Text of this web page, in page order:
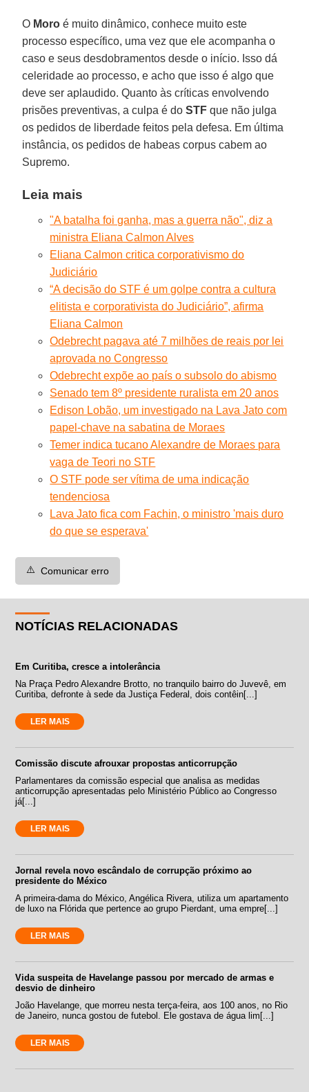
O Moro é muito dinâmico, conhece muito este
processo específico, uma vez que ele acompanha o
caso e seus desdobramentos desde o início. Isso dá
celeridade ao processo, e acho que isso é algo que
deve ser aplaudido. Quanto às críticas envolvendo
prisões preventivas, a culpa é doSTF que não julga
os pedidos de liberdade feitos pela defesa. Em última
instância, os pedidos de habeas corpus cabem ao
Supremo.
Leia mais
"A batalha foi ganha, mas a guerra não", diz a
ministra Eliana Calmon Alves
Eliana Calmon critica corporativismo do
Judiciário
“A decisão do STF é um golpe contra a cultura
elitista e corporativista do Judiciário”, afirma
Eliana Calmon
Odebrecht pagava até 7 milhões de reais por lei
aprovada no Congresso
Odebrecht expõe ao país o subsolo do abismo
Senado tem 8º presidente ruralista em 20 anos
Edison Lobão, um investigado na Lava Jato com
papel-chave na sabatina de Moraes
Temer indica tucano Alexandre de Moraes para
vaga de Teori no STF
O STF pode ser vítima de uma indicação
tendenciosa
Lava Jato fica com Fachin, o ministro 'mais duro
do que se esperava'
⚠️ Comunicar erro
NOTÍCIAS RELACIONADAS
Em Curitiba, cresce a intolerância
Na Praça Pedro Alexandre Brotto, no tranquilo bairro do Juvevê, em
Curitiba, defronte à sede da Justiça Federal, dois contêin[...]
LER MAIS
Comissão discute afrouxar propostas anticorrupção
Parlamentares da comissão especial que analisa as medidas
anticorrupção apresentadas pelo Ministério Público ao Congresso
já[...]
LER MAIS
Jornal revela novo escândalo de corrupção próximo ao
presidente do México
A primeira-dama do México, Angélica Rivera, utiliza um apartamento
de luxo na Flórida que pertence ao grupo Pierdant, uma empre[...]
LER MAIS
Vida suspeita de Havelange passou por mercado de armas e
desvio de dinheiro
João Havelange, que morreu nesta terça-feira, aos 100 anos, no Rio
de Janeiro, nunca gostou de futebol. Ele gostava de água lim[...]
LER MAIS